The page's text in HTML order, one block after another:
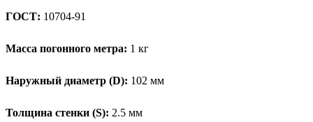
ГОСТ: 10704-91
Масса погонного метра: 1 кг
Наружный диаметр (D): 102 мм
Толщина стенки (S): 2.5 мм